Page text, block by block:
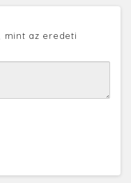
mint az eredeti